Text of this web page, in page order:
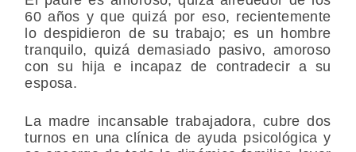
60 años y que quizá por eso, recientemente
lo despidieron de su trabajo; es un hombre
tranquilo, quizá demasiado pasivo, amoroso
con su hija e incapaz de contradecir a su
esposa.
La madre incansable trabajadora, cubre dos
turnos en una clínica de ayuda psicológica y